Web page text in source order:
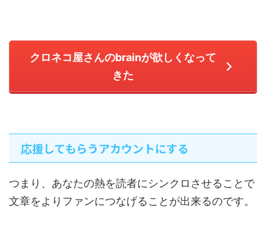
クロネコ屋さんのbrainが欲しくなって
きた
応援してもらうアカウントにする
つまり、あなたの熱を読者にシンクロさせることで
文章をよりファンにつなげることが出来るのです。